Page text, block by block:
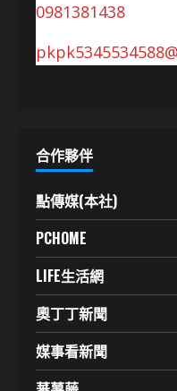
0981381438
合作夥伴
點傳媒(本社)
PCHOME
LIFE生活網
奧丁丁新聞
媒事看新聞